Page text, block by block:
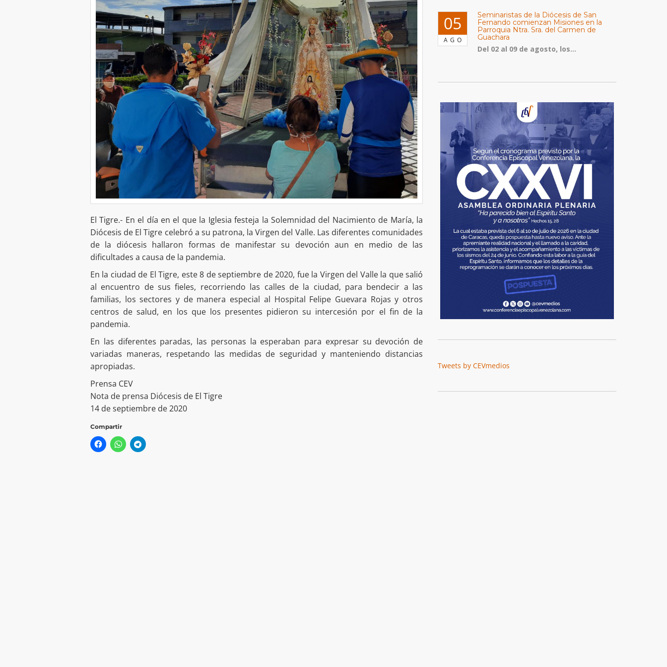
El Tigre.- En el día en el que la Iglesia festeja la Solemnidad del Nacimiento de María, la
Diócesis de El Tigre celebró a su patrona, la Virgen del Valle. Las diferentes comunidades
de la diócesis hallaron formas de manifestar su devoción aun en medio de las
dificultades a causa de la pandemia.
En la ciudad de El Tigre, este 8 de septiembre de 2020, fue la Virgen del Valle la que salió
al encuentro de sus fieles, recorriendo las calles de la ciudad, para bendecir a las
familias, los sectores y de manera especial al Hospital Felipe Guevara Rojas y otros
centros de salud, en los que los presentes pidieron su intercesión por el fin de la
pandemia.
En las diferentes paradas, las personas la esperaban para expresar su devoción de
variadas maneras, respetando las medidas de seguridad y manteniendo distancias
apropiadas.
Prensa CEV
Nota de prensa Diócesis de El Tigre
14 de septiembre de 2020
Compartir
05
AGO
Seminaristas de la Diócesis de San
Fernando comienzan Misiones en la
Parroquia Ntra. Sra. del Carmen de
Guachara
Del 02 al 09 de agosto, los...
Tweets by CEVmedios